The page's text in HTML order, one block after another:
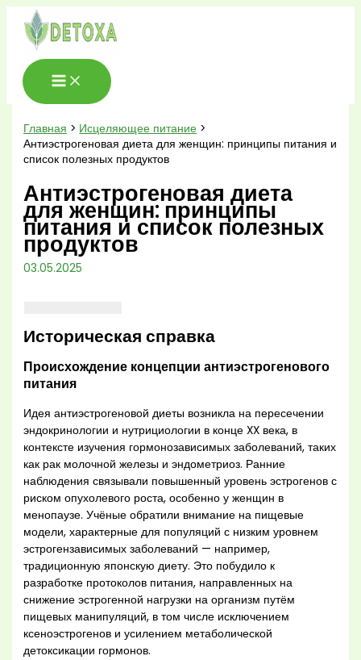
Перейти
содержимому
Главная
Исцеляющее питание
Антиэстрогеновая диета для женщин: принципы питания и
список полезных продуктов
Антиэстрогеновая диета
для женщин: принципы
питания и список полезных
продуктов
03.05.2025
Историческая справка
Происхождение концепции антиэстрогенового
питания
Идея антиэстрогеновой диеты возникла на пересечении
эндокринологии и нутрициологии в конце XX века, в
контексте изучения гормонозависимых заболеваний, таких
как рак молочной железы и эндометриоз. Ранние
наблюдения связывали повышенный уровень эстрогенов с
риском опухолевого роста, особенно у женщин в
менопаузе. Учёные обратили внимание на пищевые
модели, характерные для популяций с низким уровнем
эстрогензависимых заболеваний — например,
традиционную японскую диету. Это побудило к
разработке протоколов питания, направленных на
снижение эстрогенной нагрузки на организм путём
пищевых манипуляций, в том числе исключением
ксеноэстрогенов и усилением метаболической
детоксикации гормонов.